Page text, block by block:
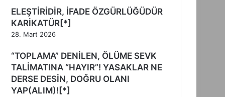
ELEŞTİRİDİR, İFADE ÖZGÜRLÜĞÜDÜR
KARİKATÜR[*]
28. Mart 2026
“TOPLAMA” DENİLEN, ÖLÜME SEVK
TALİMATINA “HAYIR”! YASAKLAR NE
DERSE DESİN, DOĞRU OLANI
YAP(ALIM)![*]